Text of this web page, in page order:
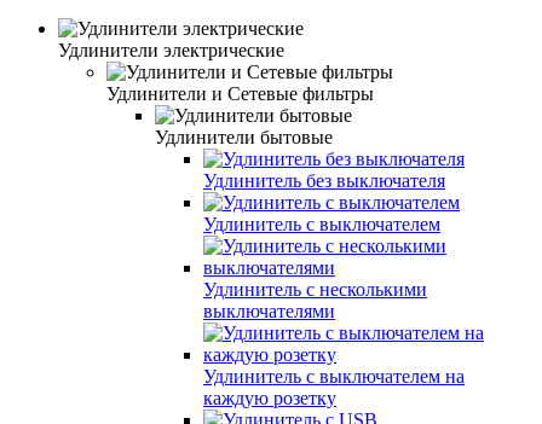
Удлинители электрические
Удлинители и Сетевые фильтры
Удлинители бытовые
Удлинитель без выключателя
Удлинитель с выключателем
Удлинитель с несколькими
выключателями
Удлинитель с выключателем на
каждую розетку